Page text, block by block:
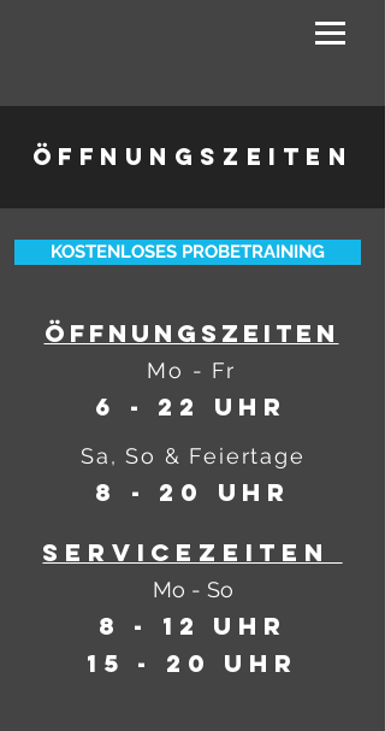
öffnungszeiten
KOSTENLOSES PROBETRAINING
Öffnungszeiten
Mo - Fr
6 - 22 Uhr
Sa, So & Feiertage
8 - 20 Uhr
Servicezeiten
Mo - So
8 - 12 Uhr
15 - 20 Uhr